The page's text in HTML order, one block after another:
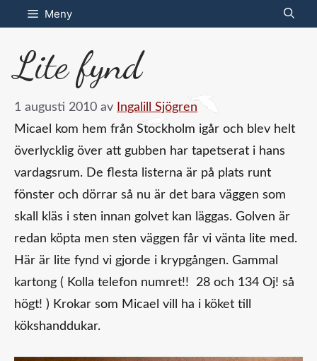
Hoppa
till
innehåll
Meny
Lite fynd
1 augusti 2010 av
Ingalill Sjögren
Micael kom hem från Stockholm igår och blev helt
överlycklig över att gubben har tapetserat i hans
vardagsrum. De flesta listerna är på plats runt
fönster och dörrar så nu är det bara väggen som
skall kläs i sten innan golvet kan läggas. Golven är
redan köpta men sten väggen får vi vänta lite med.
Här är lite fynd vi gjorde i krypgången. Gammal
kartong ( Kolla telefon numret!! 28 och 134 Oj! så
högt! ) Krokar som Micael vill ha i köket till
kökshanddukar.